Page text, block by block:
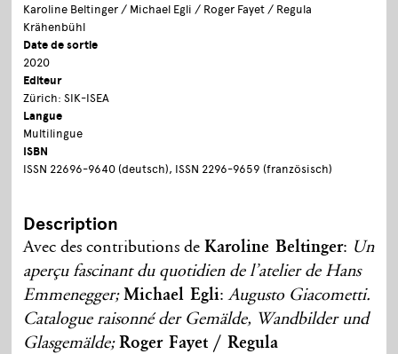
Karoline Beltinger / Michael Egli / Roger Fayet / Regula
Krähenbühl
Date de sortie
2020
Editeur
Zürich: SIK-ISEA
Langue
Multilingue
ISBN
ISSN 22696-9640 (deutsch), ISSN 2296-9659 (französisch)
Description
Avec des contributions deKaroline Beltinger: Un
aperçu fascinant du quotidien de l’atelier de Hans
Emmenegger; Michael Egli:Augusto Giacometti.
Catalogue raisonné der Gemälde, Wandbilder und
Glasgemälde; Roger Fayet / Regula